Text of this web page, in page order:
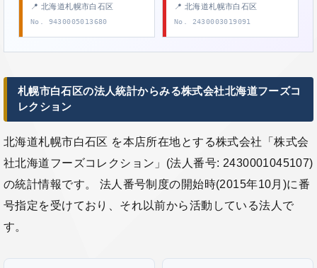
📍 北海道札幌市白石区
No. 9430005013680
📍 北海道札幌市白石区
No. 2430003019091
札幌市白石区の法人統計からみる株式会社北海道フーズコ
レクション
北海道札幌市白石区 を本店所在地とする株式会社「株式会
社北海道フーズコレクション」(法人番号: 2430001045107)
の統計情報です。 法人番号制度の開始時(2015年10月)に番
号指定を受けており、それ以前から活動している法人で
す。